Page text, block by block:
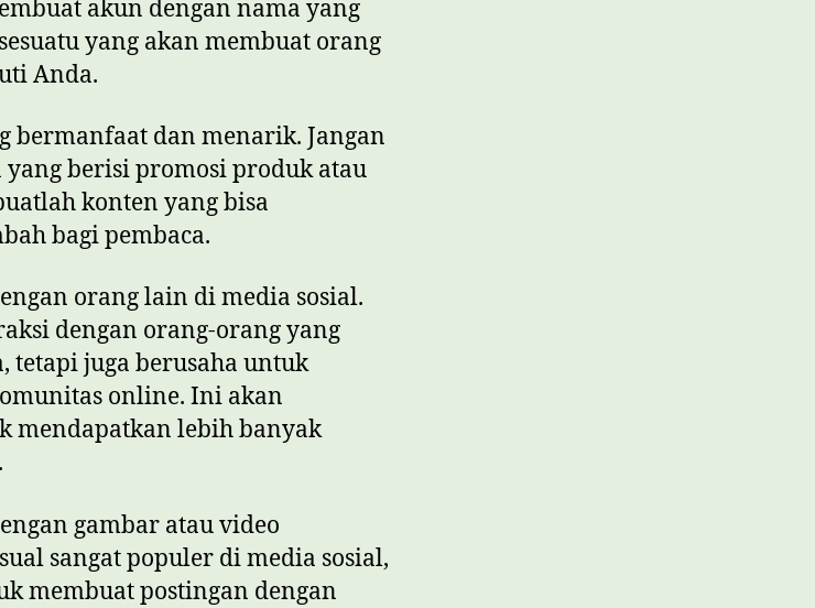
akun dengan nama yang
yang akan membuat orang
Anda.
bermanfaat dan menarik. Jangan
berisi promosi produk atau
konten yang bisa
bagi pembaca.
orang lain di media sosial.
dengan orang-orang yang
tetapi juga berusaha untuk
online. Ini akan
mendapatkan lebih banyak
gambar atau video
sangat populer di media sosial,
membuat postingan dengan